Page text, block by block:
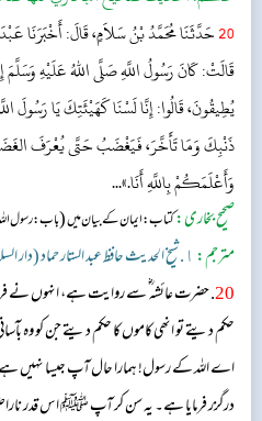
20حَدَّثَنَا مُحَمَّدُ بْنُ سَلاَمٍ، قَالَ: أَخْبَرَنَا
قَالَتْ: كَانَ رَسُولُ اللَّهِ صَلَّى اللهُ عَلَيْهِ
يُطِيقُونَ، قَالُوا: إِنَّا لَسْنَا كَهَيْئَتِكَ يَا رَسُولَ
ذَنْبِكَ وَمَا تَأَخَّرَ، فَيَغْضَبُ حَتَّى يُعْرَفَ
وَأَعْلَمَكُمْ بِاللَّهِ أَنَا.»...
صحیح بخاری:کتاب: ایمان کے بیان میں(باب: رسول
مترجم: ١. شیخ الحدیث حافظ عبد الستار حماد (دار السلام)
20. حضرت عائشہ ؓ سے روایت ہے، انہوں نے
حکم دیتے تو انھی کاموں کا حکم دیتے جن کو وہ
اے اللہ کے رسول! ہمارا حال آپ جیسا نہیں
درگزر فرمایا ہے۔ یہ سن کر آپ ﷺ اس قدر